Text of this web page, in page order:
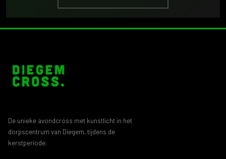
De unieke avondcross met kunstlicht in het
dorpscentrum van Diegem, tijdens de
kerstperiode.